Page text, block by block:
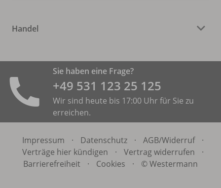
Handel
Sie haben eine Frage?
+49 531 ­123 25 125
Wir sind heute bis 17:00 Uhr für Sie zu
erreichen.
Impressum · Datenschutz · AGB/Widerruf
·
Verträge hier kündigen
· Vertrag widerrufen
·
Barrierefreiheit
· Cookies · © Westermann